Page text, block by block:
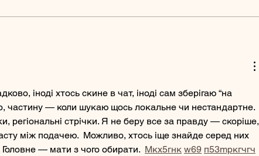
іноді хтось скине в чат, іноді сам зберігаю “на
частину — коли шукаю щось локальне чи нестандартне.
регіональні стрічки. Я не беру все за правду — скоріше,
між подачею.  Можливо, хтось іще знайде серед них
— мати з чого обирати. Мкх5гнк w69 п53mpкгчгч